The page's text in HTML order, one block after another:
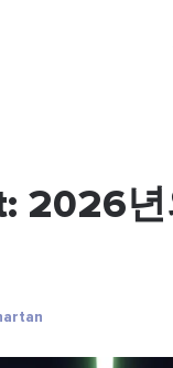
2026년